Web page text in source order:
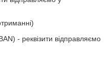
- реквізити відправляємо